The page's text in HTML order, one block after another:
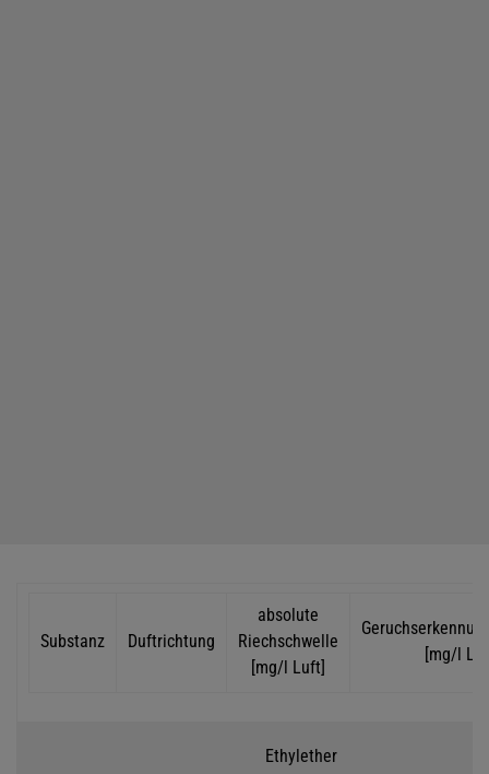
Substanz Duftrichtung
absolute
Riechschwelle
[mg/l Luft]
[mg/l
Ethylether